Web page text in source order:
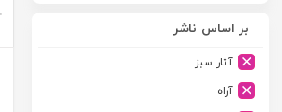
بر اساس ناشر
آثار سبز
آراه